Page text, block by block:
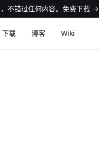
不错过任何内容。免费下载 →
下载 博客 Wiki